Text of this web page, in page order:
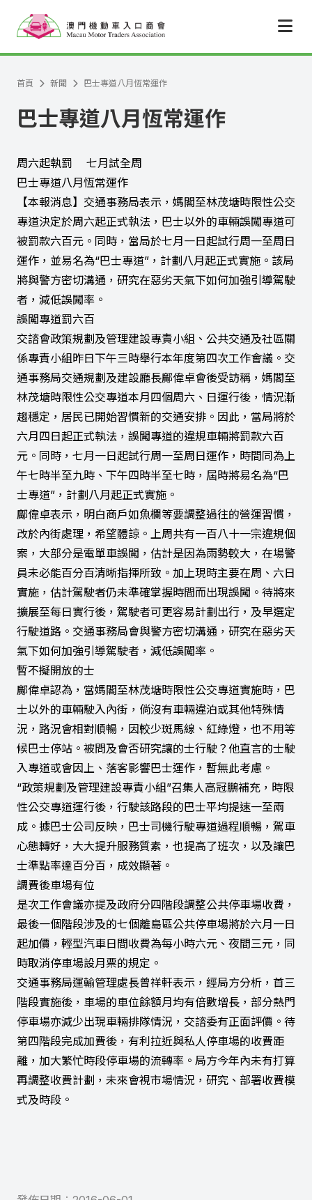
首頁 新聞 巴士專道八月恆常運作
巴士專道八月恆常運作
周六起執罰 七月試全周
巴士專道八月恆常運作
【本報消息】交通事務局表示，媽閣至林茂塘時限性公交
專道決定於周六起正式執法，巴士以外的車輛誤闖專道可
被罰款六百元。同時，當局於七月一日起試行周一至周日
運作，並易名為“巴士專道”，計劃八月起正式實施。該局
將與警方密切溝通，研究在惡劣天氣下如何加強引導駕駛
者，減低誤闖率。
誤闖專道罰六百
交諮會政策規劃及管理建設專責小組、公共交通及社區關
係專責小組昨日下午三時舉行本年度第四次工作會議。交
通事務局交通規劃及建設廳長鄺偉卓會後受訪稱，媽閣至
林茂塘時限性公交專道本月四個周六、日運行後，情況漸
趨穩定，居民已開始習慣新的交通安排。因此，當局將於
六月四日起正式執法，誤闖專道的違規車輛將罰款六百
元。同時，七月一日起試行周一至周日運作，時間同為上
午七時半至九時、下午四時半至七時，屆時將易名為“巴
士專道”，計劃八月起正式實施。
鄺偉卓表示，明白商戶如魚欄等要調整過往的營運習慣，
改於內街處理，希望體諒。上周共有一百八十一宗違規個
案，大部分是電單車誤闖，估計是因為雨勢較大，在場警
員未必能百分百清晰指揮所致。加上現時主要在周、六日
實施，估計駕駛者仍未準確掌握時間而出現誤闖。待將來
擴展至每日實行後，駕駛者可更容易計劃出行，及早選定
行駛道路。交通事務局會與警方密切溝通，研究在惡劣天
氣下如何加強引導駕駛者，減低誤闖率。
暫不擬開放的士
鄺偉卓認為，當媽閣至林茂塘時限性公交專道實施時，巴
士以外的車輛駛入內街，倘沒有車輛違泊或其他特殊情
況，路況會相對順暢，因較少斑馬線、紅綠燈，也不用等
候巴士停站。被問及會否研究讓的士行駛？他直言的士駛
入專道或會因上、落客影響巴士運作，暫無此考慮。
“政策規劃及管理建設專責小組”召集人高冠鵬補充，時限
性公交專道運行後，行駛該路段的巴士平均提速一至兩
成。據巴士公司反映，巴士司機行駛專道過程順暢，駕車
心態轉好，大大提升服務質素，也提高了班次，以及讓巴
士準點率達百分百，成效顯著。
調費後車場有位
是次工作會議亦提及政府分四階段調整公共停車場收費，
最後一個階段涉及的七個離島區公共停車場將於六月一日
起加價，輕型汽車日間收費為每小時六元、夜間三元，同
時取消停車場設月票的規定。
交通事務局運輸管理處長曾祥軒表示，經局方分析，首三
階段實施後，車場的車位餘額月均有倍數增長，部分熱門
停車場亦減少出現車輛排隊情況，交諮委有正面評價。待
第四階段完成加費後，有利拉近與私人停車場的收費距
離，加大繁忙時段停車場的流轉率。局方今年內未有打算
再調整收費計劃，未來會視市場情況，研究、部署收費模
式及時段。